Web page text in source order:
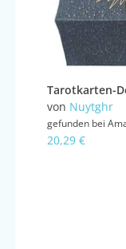
von Nuytghr
gefunden bei
20,29 €